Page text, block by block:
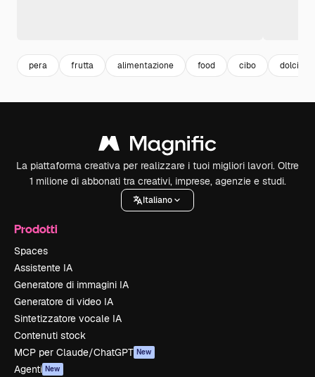
pera frutta alimentazione food cibo dolci
La piattaforma creativa per realizzare i tuoi migliori lavori. Oltre
1 milione di abbonati tra creativi, imprese, agenzie e studi.
Italiano
Prodotti
Spaces
Assistente IA
Generatore di immagini IA
Generatore di video IA
Sintetizzatore vocale IA
Contenuti stock
MCP per Claude/ChatGPT New
Agenti New